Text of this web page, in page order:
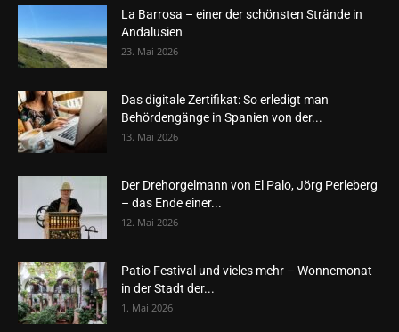
La Barrosa – einer der schönsten Strände in
Andalusien
23. Mai 2026
Das digitale Zertifikat: So erledigt man
Behördengänge in Spanien von der...
13. Mai 2026
Der Drehorgelmann von El Palo, Jörg Perleberg
– das Ende einer...
12. Mai 2026
Patio Festival und vieles mehr – Wonnemonat
in der Stadt der...
1. Mai 2026